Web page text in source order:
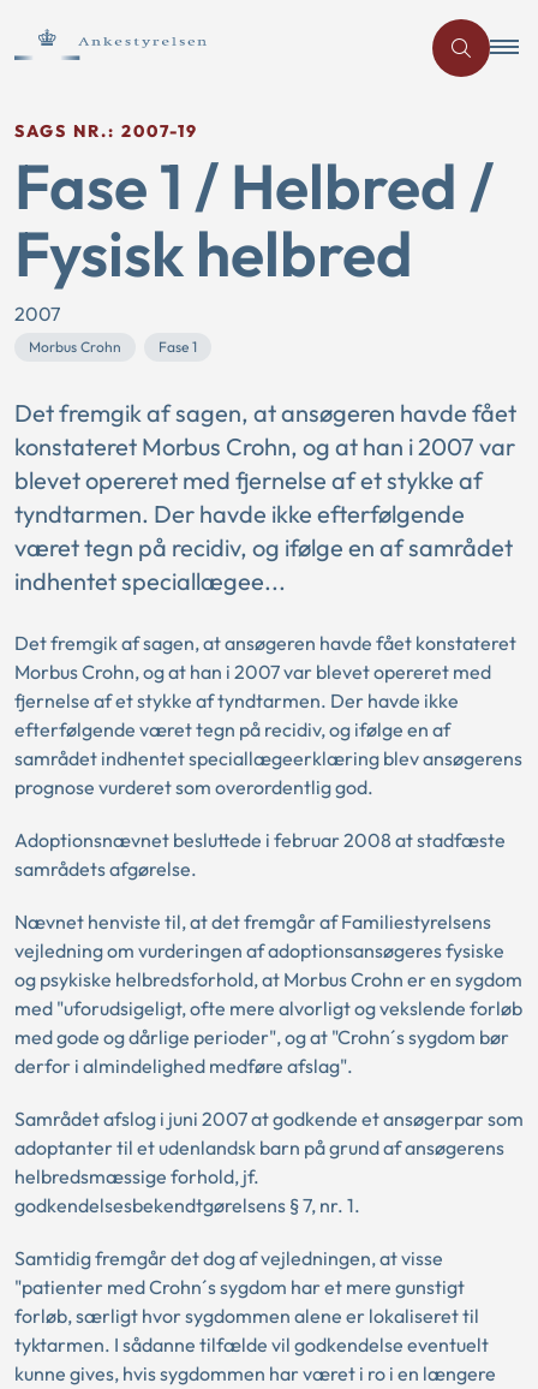
SAGS NR.: 2007-19
Fase 1 / Helbred /
Fysisk helbred
2007
Morbus Crohn Fase 1
Det fremgik af sagen, at ansøgeren havde fået
konstateret Morbus Crohn, og at han i 2007 var
blevet opereret med fjernelse af et stykke af
tyndtarmen. Der havde ikke efterfølgende
været tegn på recidiv, og ifølge en af samrådet
indhentet speciallægee...
Det fremgik af sagen, at ansøgeren havde fået konstateret
Morbus Crohn, og at han i 2007 var blevet opereret med
fjernelse af et stykke af tyndtarmen. Der havde ikke
efterfølgende været tegn på recidiv, og ifølge en af
samrådet indhentet speciallægeerklæring blev ansøgerens
prognose vurderet som overordentlig god.
Adoptionsnævnet besluttede i februar 2008 at stadfæste
samrådets afgørelse.
Nævnet henviste til, at det fremgår af Familiestyrelsens
vejledning om vurderingen af adoptionsansøgeres fysiske
og psykiske helbredsforhold, at Morbus Crohn er en sygdom
med "uforudsigeligt, ofte mere alvorligt og vekslende forløb
med gode og dårlige perioder", og at "Crohn´s sygdom bør
derfor i almindelighed medføre afslag".
Samrådet afslog i juni 2007 at godkende et ansøgerpar som
adoptanter til et udenlandsk barn på grund af ansøgerens
helbredsmæssige forhold, jf.
godkendelsesbekendtgørelsens § 7, nr. 1.
Samtidig fremgår det dog af vejledningen, at visse
"patienter med Crohn´s sygdom har et mere gunstigt
forløb, særligt hvor sygdommen alene er lokaliseret til
tyktarmen. I sådanne tilfælde vil godkendelse eventuelt
kunne gives, hvis sygdommen har været i ro i en længere